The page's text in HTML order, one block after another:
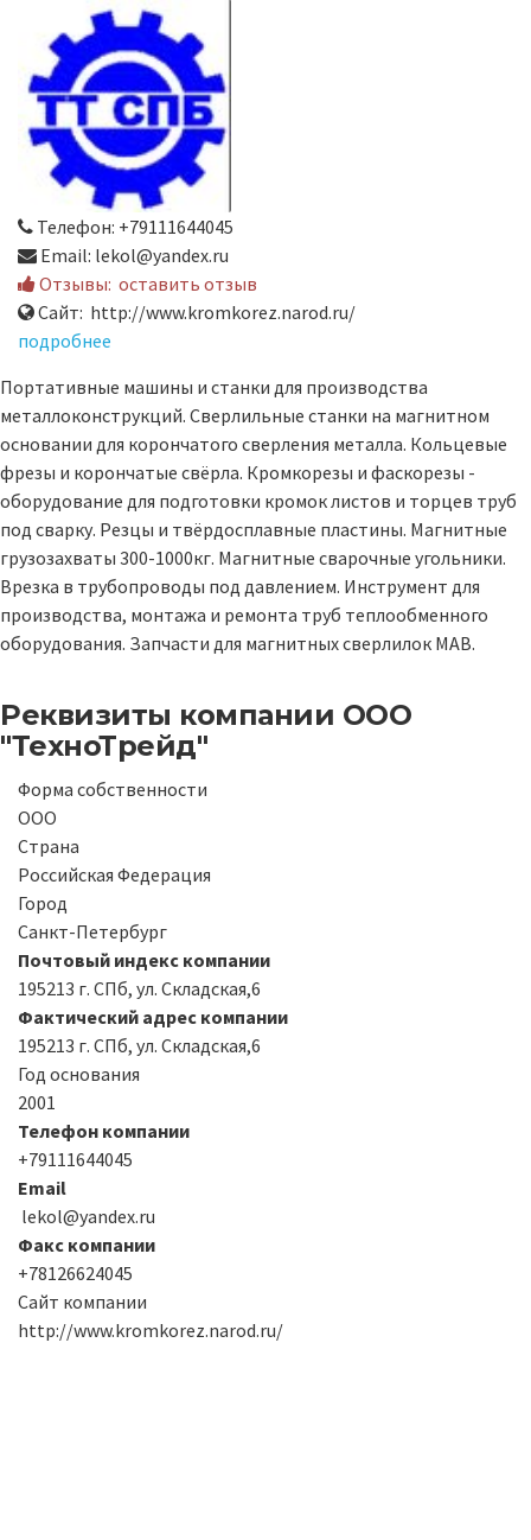
Телефон: +79111644045
Email: lekol@yandex.ru
Отзывы: оставить отзыв
Сайт: http://www.kromkorez.narod.ru/
подробнее
Портативные машины и станки для производства
металлоконструкций. Сверлильные станки на магнитном
основании для корончатого сверления металла. Кольцевые
фрезы и корончатые свёрла. Кромкорезы и фаскорезы -
оборудование для подготовки кромок листов и торцев труб
под сварку. Резцы и твёрдосплавные пластины. Магнитные
грузозахваты 300-1000кг. Магнитные сварочные угольники.
Врезка в трубопроводы под давлением. Инструмент для
производства, монтажа и ремонта труб теплообменного
оборудования. Запчасти для магнитных сверлилок МАВ.
Реквизиты компании ООО
"ТехноТрейд"
Форма собственности
ООО
Страна
Российская Федерация
Город
Санкт-Петербург
Почтовый индекс компании
195213 г. СПб, ул. Складская,6
Фактический адрес компании
195213 г. СПб, ул. Складская,6
Год основания
2001
Телефон компании
+79111644045
Email
lekol@yandex.ru
Факс компании
+78126624045
Сайт компании
http://www.kromkorez.narod.ru/